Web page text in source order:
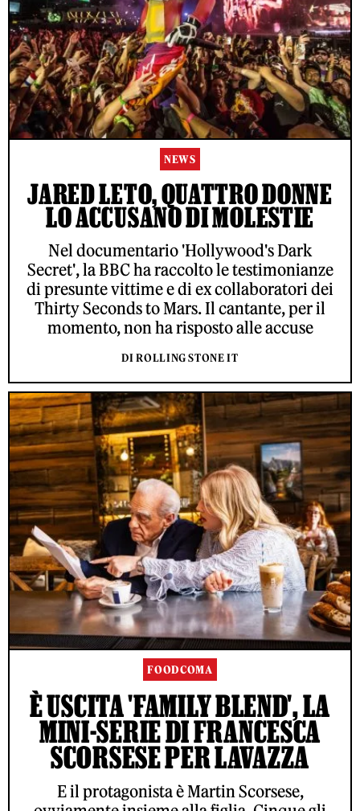
NEWS
JARED LETO, QUATTRO DONNE
LO ACCUSANO DI MOLESTIE
Nel documentario 'Hollywood's Dark
Secret', la BBC ha raccolto le testimonianze
di presunte vittime e di ex collaboratori dei
Thirty Seconds to Mars. Il cantante, per il
momento, non ha risposto alle accuse
DI ROLLING STONE IT
FOODCOMA
È USCITA 'FAMILY BLEND', LA
MINI-SERIE DI FRANCESCA
SCORSESE PER LAVAZZA
E il protagonista è Martin Scorsese,